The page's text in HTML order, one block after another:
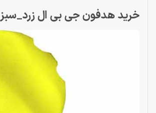
خرید هدفون جی بی ال زرد_سبز HEADPHONE JBL ENDURANCE RUN Yellow Green